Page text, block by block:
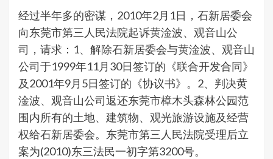
经过半年多的密谋，2010年2月1日，石新居委会
向东莞市第三人民法院起诉黄淦波、观音山公
司，请求：1、解除石新居委会与黄淦波、观音山
公司于1999年11月30日签订的《联合开发合同》
及2001年9月5日签订的《协议书》。2、判决黄
淦波、观音山公司返还东莞市樟木头森林公园范
围内所有的土地、建筑物、观光旅游设施及经营
权给石新居委会。东莞市第三人民法院受理后立
案为(2010)东三法民一初字第3200号。